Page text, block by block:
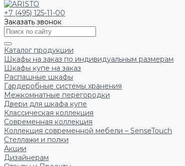
+7 (495) 125-11-00
Заказать звонок
Каталог продукции
Шкафы на заказ по индивидуальным размерам
Шкафы купе на заказ
Распашные шкафы
Гардеробные системы хранения
Межкомнатные перегородки
Двери для шкафа купе
Классическая коллекция
Современная коллекция
Коллекция современной мебели – SenseTouch
Стеллажи и полки
Акции
Дизайнерам